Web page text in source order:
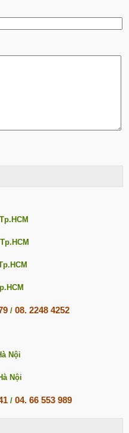
/ 08. 2248 4252
Nội
Nội
/ 04. 66 553 989